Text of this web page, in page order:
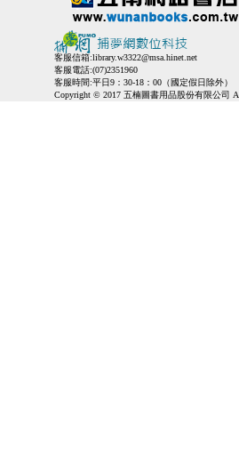
客服信箱:library.w3322@msa.hinet.net
客服電話:(07)2351960
客服時間:平日9：30-18：00（國定假日除外）
Copyright © 2017 五楠圖書用品股份有限公司